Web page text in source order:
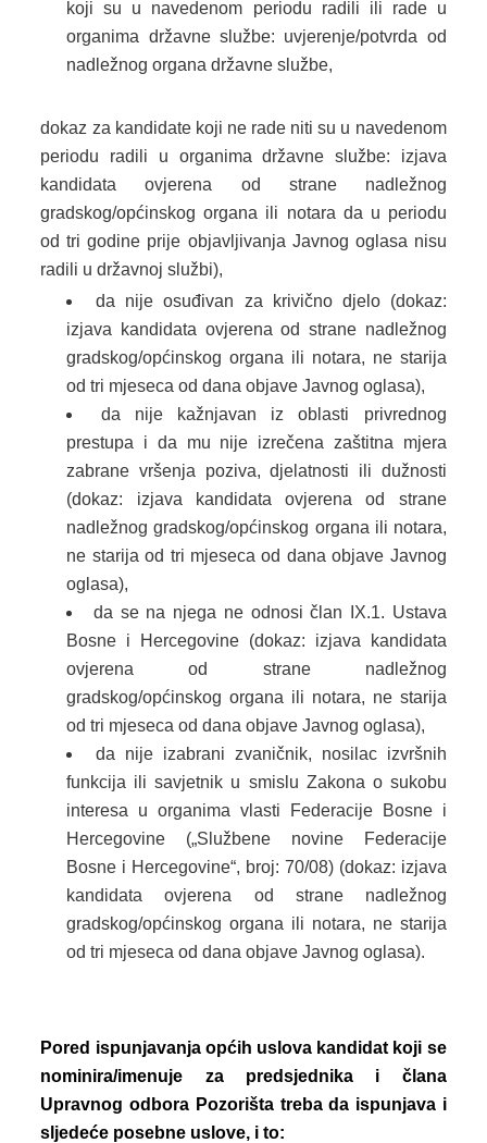
koji su u navedenom periodu radili ili rade u
organima državne službe: uvjerenje/potvrda od
nadležnog organa državne službe,
dokaz za kandidate koji ne rade niti su u navedenom
periodu radili u organima državne službe: izjava
kandidata ovjerena od strane nadležnog
gradskog/općinskog organa ili notara da u periodu
od tri godine prije objavljivanja Javnog oglasa nisu
radili u državnoj službi),
da nije osuđivan za krivično djelo (dokaz:
izjava kandidata ovjerena od strane nadležnog
gradskog/općinskog organa ili notara, ne starija
od tri mjeseca od dana objave Javnog oglasa),
da nije kažnjavan iz oblasti privrednog
prestupa i da mu nije izrečena zaštitna mjera
zabrane vršenja poziva, djelatnosti ili dužnosti
(dokaz: izjava kandidata ovjerena od strane
nadležnog gradskog/općinskog organa ili notara,
ne starija od tri mjeseca od dana objave Javnog
oglasa),
da se na njega ne odnosi član IX.1. Ustava
Bosne i Hercegovine (dokaz: izjava kandidata
ovjerena od strane nadležnog
gradskog/općinskog organa ili notara, ne starija
od tri mjeseca od dana objave Javnog oglasa),
da nije izabrani zvaničnik, nosilac izvršnih
funkcija ili savjetnik u smislu Zakona o sukobu
interesa u organima vlasti Federacije Bosne i
Hercegovine („Službene novine Federacije
Bosne i Hercegovine“, broj: 70/08) (dokaz: izjava
kandidata ovjerena od strane nadležnog
gradskog/općinskog organa ili notara, ne starija
od tri mjeseca od dana objave Javnog oglasa).
Pored ispunjavanja općih uslova kandidat koji se
nominira/imenuje za predsjednika i člana
Upravnog odbora Pozorišta treba da ispunjava i
sljedeće posebne uslove, i to: